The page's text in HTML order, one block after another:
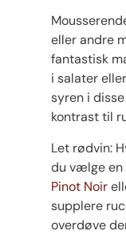
eller andre
fantastisk
i salater
syren i
kontrast til
Let rødvin:
du vælge en
Pinot Noir
supplere
overdøve